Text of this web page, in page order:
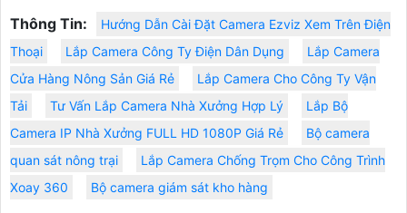
Thông Tin:
Hướng Dẫn Cài Đặt Camera Ezviz Xem Trên Điện
Thoại
Lắp Camera Công Ty Điện Dân Dụng
Lắp Camera
Cửa Hàng Nông Sản Giá Rẻ
Lắp Camera Cho Công Ty Vận
Tải
Tư Vấn Lắp Camera Nhà Xưởng Hợp Lý
Lắp Bộ
Camera IP Nhà Xưởng FULL HD 1080P Giá Rẻ
Bộ camera
quan sát nông trại
Lắp Camera Chống Trọm Cho Công Trình
Xoay 360
Bộ camera giám sát kho hàng